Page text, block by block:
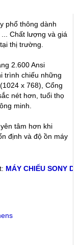
phổ thông dành
Chất lượng và giá
thị trường.
2.600 Ansi
trình chiếu những
x 768), Cổng
nét hơn, tuổi thọ
minh.
tâm hơn khi
định và độ ồn máy
MÁY CHIẾU SONY